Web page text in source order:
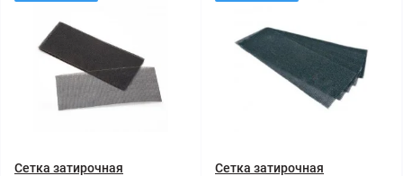
Сетка затирочная
Сетка затирочная